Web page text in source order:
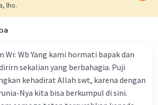
lho.
Wr. Wb Yang kami hormati bapak dan
sekalian yang berbahagia. Puji
kehadirat Allah swt, karena dengan
Nya kita bisa berkumpul di sini.